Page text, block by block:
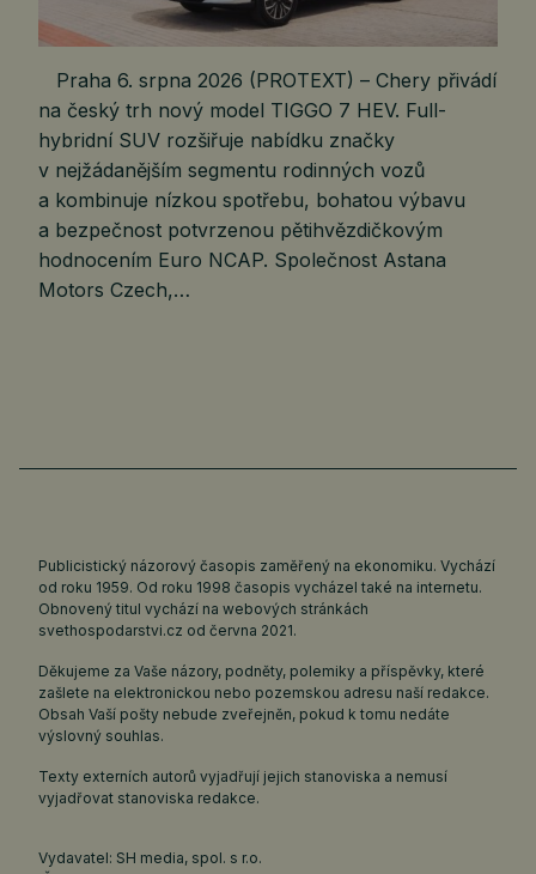
Praha 6. srpna 2026 (PROTEXT) – Chery přivádí
na český trh nový model TIGGO 7 HEV. Full-
hybridní SUV rozšiřuje nabídku značky
v nejžádanějším segmentu rodinných vozů
a kombinuje nízkou spotřebu, bohatou výbavu
a bezpečnost potvrzenou pětihvězdičkovým
hodnocením Euro NCAP. Společnost Astana
Motors Czech,…
Publicistický názorový časopis zaměřený na ekonomiku. Vychází
od roku 1959. Od roku 1998 časopis vycházel také na internetu.
Obnovený titul vychází na webových stránkách
svethospodarstvi.cz od června 2021.
Děkujeme za Vaše názory, podněty, polemiky a příspěvky, které
zašlete na elektronickou nebo pozemskou adresu naší redakce.
Obsah Vaší pošty nebude zveřejněn, pokud k tomu nedáte
výslovný souhlas.
Texty externích autorů vyjadřují jejich stanoviska a nemusí
vyjadřovat stanoviska redakce.
Vydavatel: SH media, spol. s r.o.